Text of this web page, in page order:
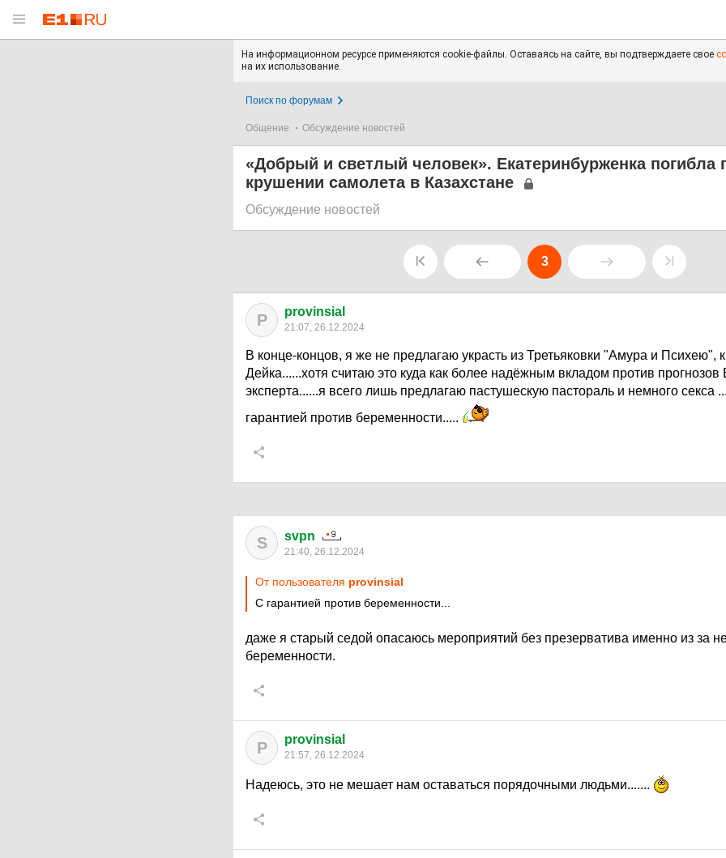
На информационном ресурсе применяются cookie-файлы. Оставаясь на сайте, вы подтверждаете свое
на их использование.
Поиск по форумам
Общение Обсуждение новостей
«Добрый и светлый человек». Екатеринбурженка погибла
крушении самолета в Казахстане
Обсуждение новостей
3
P provinsial
21:07, 26.12.2024
В конце-концов, я же не предлагаю украсть из Третьяковки "Амура и Психею",
Дейка......хотя считаю это куда как более надёжным вкладом против
эксперта......я всего лишь предлагаю пастушескую пастораль и немного секса
гарантией против беременности.....
S svpn
21:40, 26.12.2024
От пользователя provinsial
С гарантией против беременности...
даже я старый седой опасаюсь мероприятий без презерватива именно из за
беременности.
P provinsial
21:57, 26.12.2024
Надеюсь, это не мешает нам оставаться порядочными людьми.......